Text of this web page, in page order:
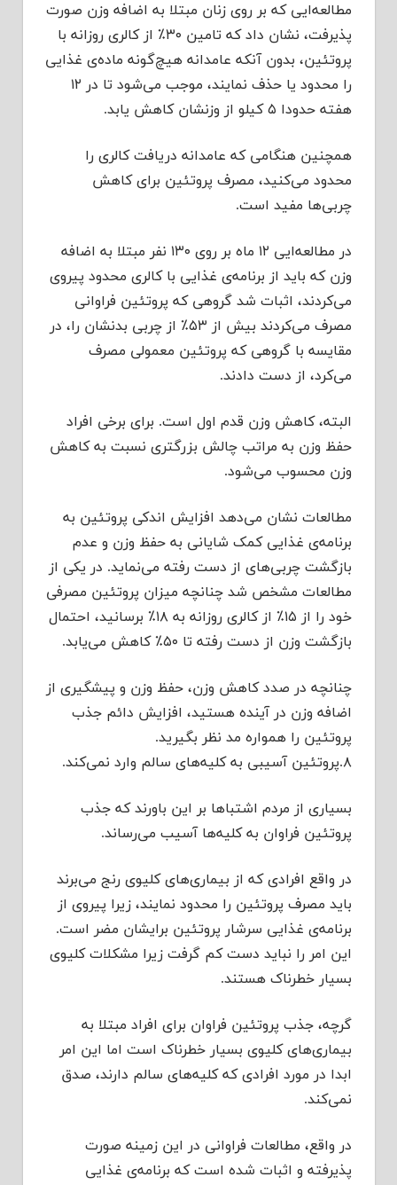
مطالعه‌ایی که بر روی زنان مبتلا به اضافه وزن صورت
پذیرفت، نشان داد که تامین ۳۰٪ از کالری روزانه با
پروتئین، بدون آنکه عامدانه هیچ‌گونه ماده‌ی غذایی
را محدود یا حذف نمایند، موجب می‌شود تا در ۱۲
هفته حدودا ۵ کیلو از وزنشان کاهش یابد.
همچنین هنگامی که عامدانه دریافت کالری‌ را
محدود می‌کنید، مصرف پروتئین برای کاهش
چربی‌ها مفید است.
در مطالعه‌ایی ۱۲ ماه بر روی ۱۳۰ نفر مبتلا به اضافه
وزن که باید از برنامه‌ی غذایی با کالری محدود پیروی
می‌کردند، اثبات شد گروهی که پروتئین فراوانی
مصرف می‌کردند بیش از ۵۳٪ از چربی بدنشان را، در
مقایسه با گروهی که پروتئین معمولی مصرف
می‌کرد، از دست دادند.
البته، کاهش وزن قدم اول است. برای برخی افراد
حفظ وزن به مراتب چالش بزرگتری نسبت به کاهش
وزن محسوب می‌شود.
مطالعات نشان می‌دهد افزایش اندکی پروتئین به
برنامه‌ی غذایی کمک شایانی به حفظ وزن و عدم
بازگشت چربی‌های از دست رفته می‌نماید. در یکی از
مطالعات مشخص شد چنانچه میزان پروتئین مصرفی
خود را از ۱۵٪ از کالری روزانه به ۱۸٪ برسانید، احتمال
بازگشت وزن از دست رفته تا ۵۰٪ کاهش می‌یابد.
چنانچه در صدد کاهش وزن، حفظ وزن و پیشگیری از
اضافه وزن در آینده هستید، افزایش دائم جذب
پروتئین را همواره مد نظر بگیرید.
۸.پروتئین آسیبی به کلیه‌های سالم وارد نمی‌کند.
بسیاری از مردم اشتباها بر این باورند که جذب
پروتئین فراوان به کلیه‌ها آسیب می‌رساند.
در واقع افرادی که از بیماری‌های کلیوی رنج می‌برند
باید مصرف پروتئین را محدود نمایند، زیرا پیروی از
برنامه‌ی غذایی سرشار پروتئین برایشان مضر است.
این امر را نباید دست کم گرفت زیرا مشکلات کلیوی
بسیار خطرناک هستند.
گرچه، جذب پروتئین فراوان برای افراد مبتلا به
بیماری‌های کلیوی بسیار خطرناک است اما این امر
ابدا در مورد افرادی که کلیه‌های سالم دارند، صدق
نمی‌کند.
در واقع، مطالعات فراوانی در این زمینه صورت
پذیرفته و اثبات شده است که برنامه‌ی غذایی